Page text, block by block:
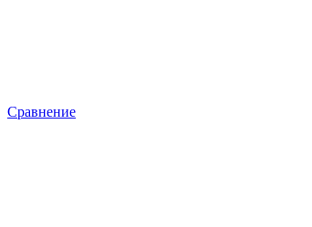
Сравнение